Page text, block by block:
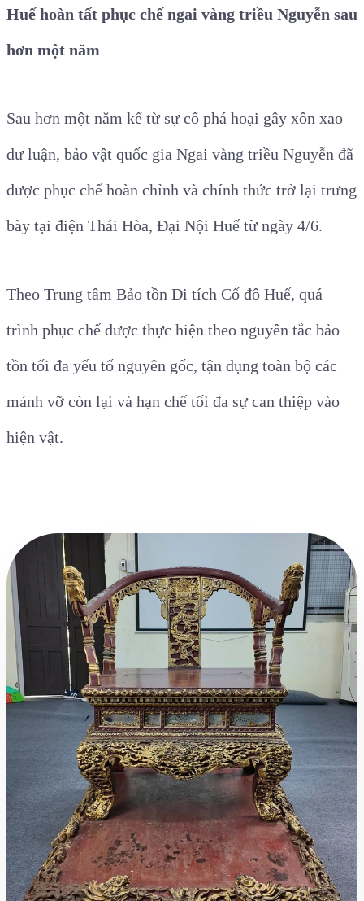
Huế hoàn tất phục chế ngai vàng triều Nguyễn sau
hơn một năm
Sau hơn một năm kể từ sự cố phá hoại gây xôn xao
dư luận, bảo vật quốc gia Ngai vàng triều Nguyễn đã
được phục chế hoàn chỉnh và chính thức trở lại trưng
bày tại điện Thái Hòa, Đại Nội Huế từ ngày 4/6.
Theo Trung tâm Bảo tồn Di tích Cố đô Huế, quá
trình phục chế được thực hiện theo nguyên tắc bảo
tồn tối đa yếu tố nguyên gốc, tận dụng toàn bộ các
mảnh vỡ còn lại và hạn chế tối đa sự can thiệp vào
hiện vật.